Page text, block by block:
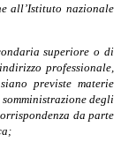
all’Istituto nazionale
superiore o di
professionale,
previste materie
degli
da parte